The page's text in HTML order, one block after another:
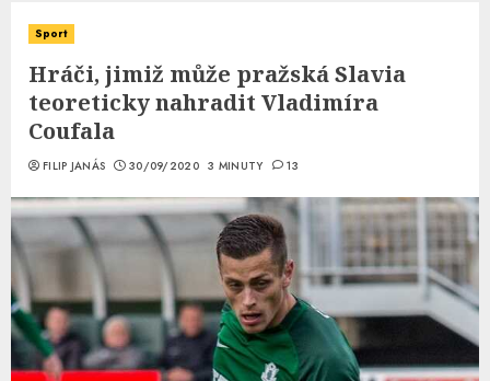
Sport
Hráči, jimiž může pražská Slavia
teoreticky nahradit Vladimíra
Coufala
FILIP JANÁS 30/09/2020 3 MINUTY 13